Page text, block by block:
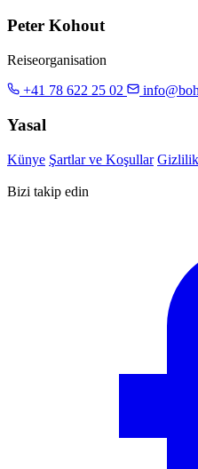
Peter Kohout
Reiseorganisation
+41 78 622 25 02
Yasal
Künye Şartlar ve Koşullar Gizlilik
Bizi takip edin